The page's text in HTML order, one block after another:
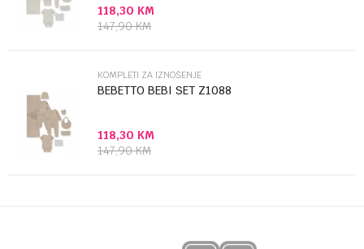
Anti-spam zaštita - izračunajte koliko je 2 + 3 :
118,30 KM
147,90KM
KOMPLETI ZA IZNOŠENJE
BEBETTO BEBI SET Z1088
118,30 KM
147,90KM